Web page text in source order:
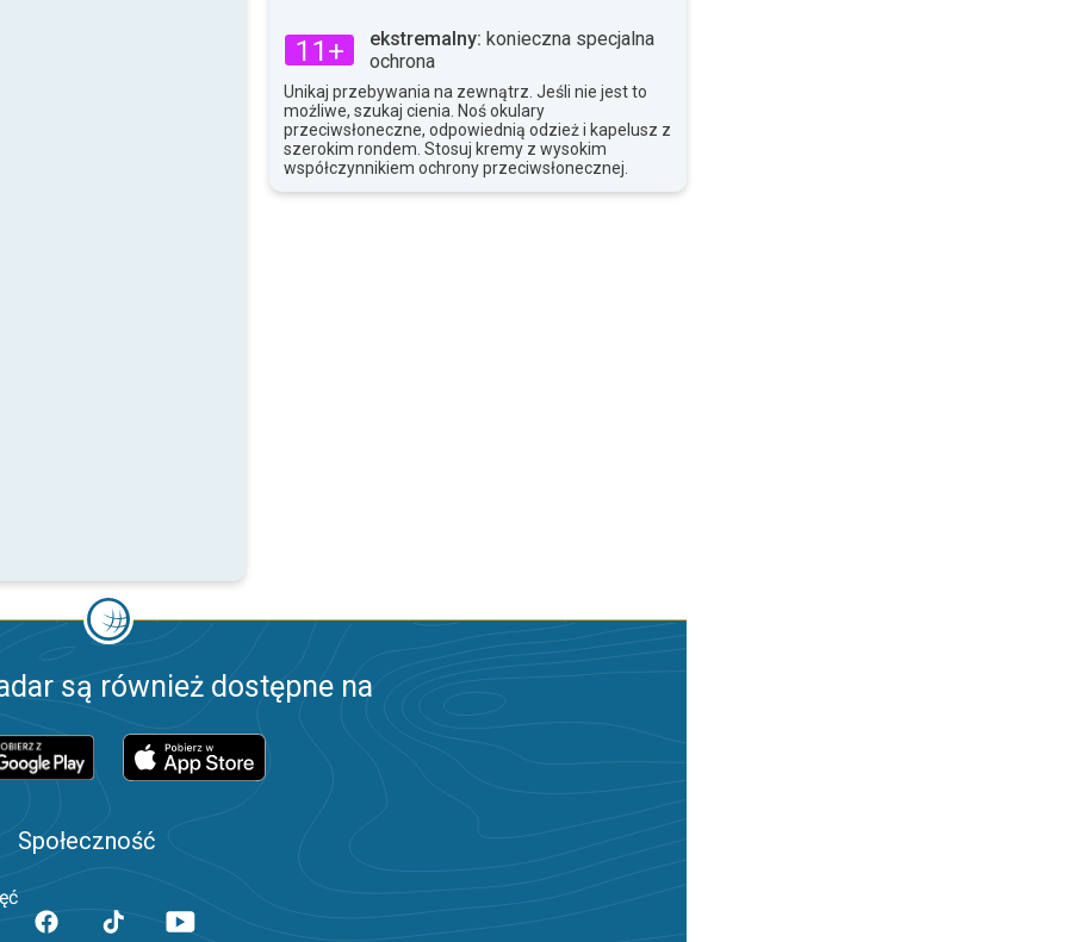
11+ ekstremalny: konieczna specjalna
ochrona
Unikaj przebywania na zewnątrz. Jeśli nie jest to
możliwe, szukaj cienia. Noś okulary
przeciwsłoneczne, odpowiednią odzież i kapelusz z
szerokim rondem. Stosuj kremy z wysokim
współczynnikiem ochrony przeciwsłonecznej.
są również dostępne na
Społeczność